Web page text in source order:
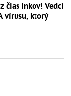
čias Inkov! Vedci
vírusu, ktorý